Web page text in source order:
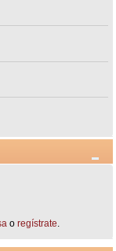
o regístrate.